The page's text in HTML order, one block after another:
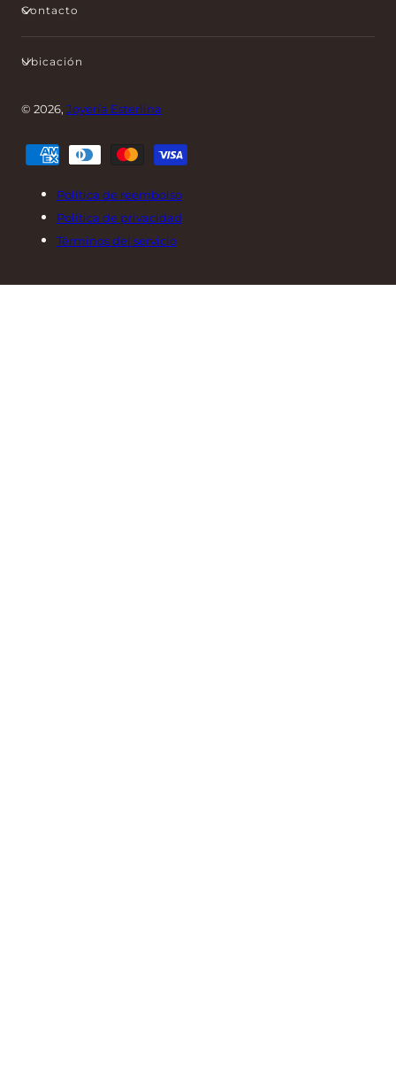
Contacto
Ubicación
© 2026, Joyería Esterlina
Métodos
de
Política de reembolso
Política de privacidad
Términos del servicio